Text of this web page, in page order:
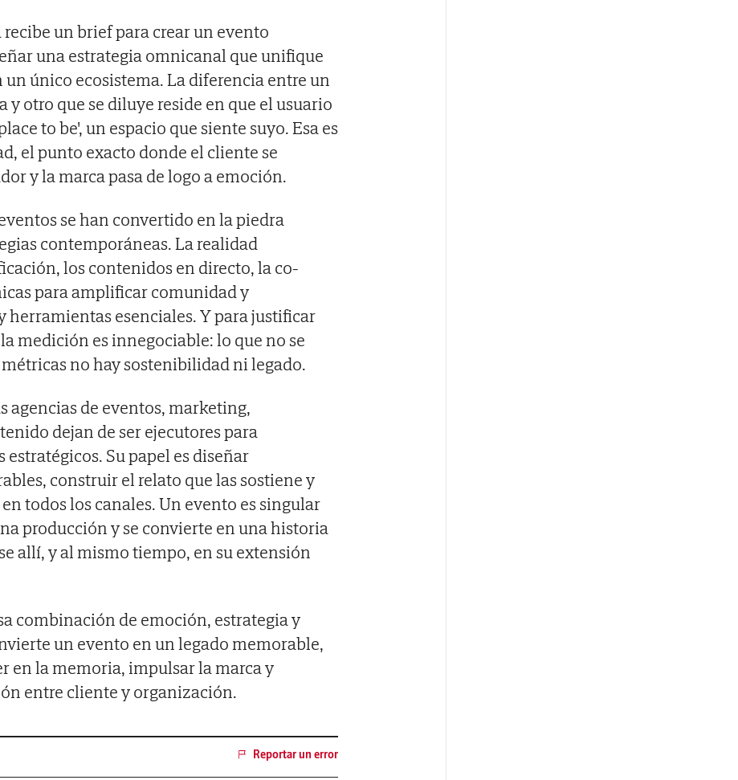
un brief para crear un evento
una estrategia omnicanal que unifique
único ecosistema. La diferencia entre un
y otro que se diluye reside en que el usuario
to be', un espacio que siente suyo. Esa es
el punto exacto donde el cliente se
y la marca pasa de logo a emoción.
se han convertido en la piedra
contemporáneas. La realidad
los contenidos en directo, la co-
para amplificar comunidad y
herramientas esenciales. Y para justificar
medición es innegociable: lo que no se
no hay sostenibilidad ni legado.
agencias de eventos, marketing,
dejan de ser ejecutores para
estratégicos. Su papel es diseñar
construir el relato que las sostiene y
todos los canales. Un evento es singular
producción y se convierte en una historia
allí, y al mismo tiempo, en su extensión
combinación de emoción, estrategia y
un evento en un legado memorable,
en la memoria, impulsar la marca y
entre cliente y organización.
Reportar un error